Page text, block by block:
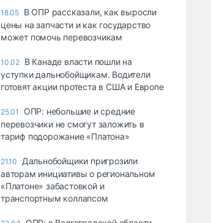
18.05 В ОПР рассказали, как выросли
цены на запчасти и как государство
может помочь перевозчикам
10.02 В Канаде власти пошли на
уступки дальнобойщикам. Водители
готовят акции протеста в США и Европе
25.01
ОПР: небольшие и средние
перевозчики не смогут заложить в
тариф подорожание «Платона»
21.10
Дальнобойщики пригрозили
авторам инициативы о региональном
«Платоне» забастовкой и
транспортным коллапсом